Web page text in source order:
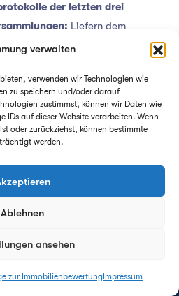
verwalten
verwenden wir Technologien wie
zu speichern und/oder darauf
zustimmst, können wir Daten wie
IDs auf dieser Website verarbeiten. Wenn
oder zurückziehst, können bestimmte
werden.
Ablehnen
ansehen
zur Immobilienbewertung Impressum
der letzten drei
Liefern dem
Aufschlüsse über
am
sowie eventuell
der
liquide die
für zukünftige
konstruktive Sanierungen
von 24h - garantiert!